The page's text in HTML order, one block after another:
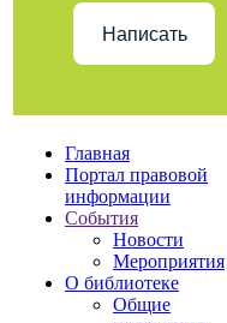
Написать
Главная
Портал правовой
информации
События
Новости
Мероприятия
О библиотеке
Общие